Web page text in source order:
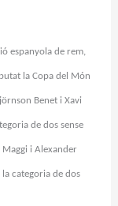
espanyola de rem,
la Copa del Món
Benet i Xavi
de dos sense
Maggi i Alexander
categoria de dos